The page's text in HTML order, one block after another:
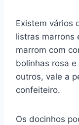
Existem vários
listras marrons
marrom com
bolinhas rosa
outros, vale a
confeiteiro.
Os docinhos